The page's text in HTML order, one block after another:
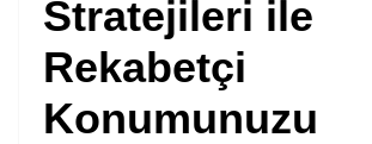
Stratejileri ile
Rekabetçi
Konumunuzu